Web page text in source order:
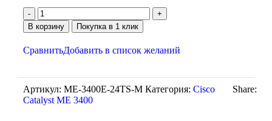
В корзину Покупка в 1 клик
СравнитьДобавить в список желаний
Артикул: ME-3400E-24TS-M Категория: Cisco
Catalyst ME 3400
Share: